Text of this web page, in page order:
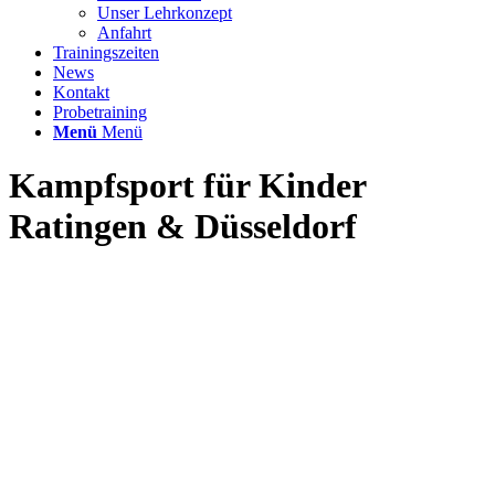
Unser Lehrkonzept
Anfahrt
Trainingszeiten
News
Kontakt
Probetraining
Menü Menü
Kampfsport für Kinder
Ratingen & Düsseldorf